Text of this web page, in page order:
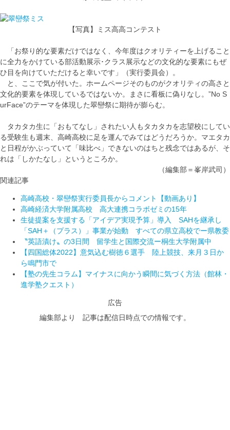
【写真】ミス高高コンテスト
「お祭り的な要素だけではなく、今年度はクオリティーを上げること
に全力をかけている部活動展示･クラス展示などの文化的な要素にもぜ
ひ目を向けていただけると幸いです」（実行委員会）。
と、ここで気が付いた。ホームページそのものがクオリティの高さと
文化的要素を体現しているではないか。まさに看板に偽りなし。”No S
urFace”のテーマを体現した翠巒祭に期待が膨らむ。
タカタカ生に「おもてなし」されたい人もタカタカを志望校にしてい
る受験生も週末、高崎高校に足を運んでみてはどうだろうか。マエタカ
と日程がかぶっていて「味比べ」できないのはちと残念ではあるが、そ
れは「しかたなし」というところか。
（編集部＝峯岸武司）
関連記事
高崎高校・翠巒祭実行委員長からコメント【動画あり】
高崎経済大学附属高校 高大連携コラボゼミの15年
生徒提案を支援する「アイデア実現予算」導入 SAHを継承し
「SAH＋（プラス）」事業が始動 すべての県立高校でー県教委
〝英語漬け〟の3日間 留学生と国際交流ー桐生大学附属中
【四国総体2022】意気込む樹徳６選手 陸上競技、来月３日か
ら鳴門市で
【塾の先生コラム】マイナスに向かう瞬間に気づく方法（館林・
進学塾クエスト）
広告
編集部より 記事は配信日時点での情報です。